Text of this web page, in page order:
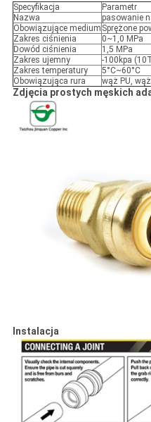
Specyfikacja
Parametr
Nazwa
pasowanie
Obowiązujące medium Sprężone
Zakres ciśnienia
0~1,0 MPa
Dowód ciśnienia
1,5 MPa
Zakres ujemny
-100kpa
Zakres temperatury
5°C~60°C
Obowiązująca rura
wąż PU,
Zdjęcia prostych męskich
Instalacja